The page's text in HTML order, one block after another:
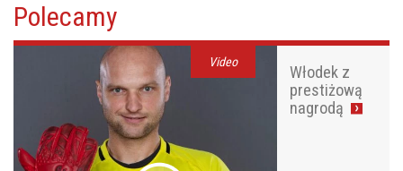
Polecamy
Video
Włodek z
prestiżową
nagrodą